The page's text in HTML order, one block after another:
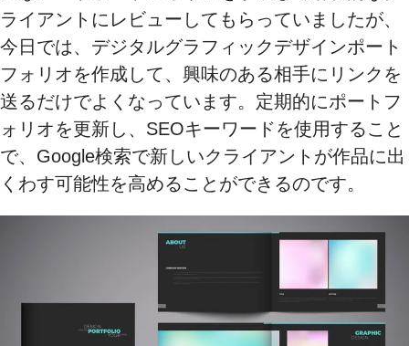
ライアントにレビューしてもらっていましたが、
今日では、デジタルグラフィックデザインポート
フォリオを作成して、興味のある相手にリンクを
送るだけでよくなっています。定期的にポートフ
ォリオを更新し、SEOキーワードを使用すること
で、Google検索で新しいクライアントが作品に出
くわす可能性を高めることができるのです。